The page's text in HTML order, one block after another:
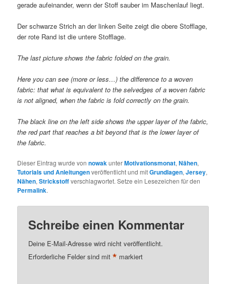
gerade aufeinander, wenn der Stoff sauber im Maschenlauf liegt.
Der schwarze Strich an der linken Seite zeigt die obere Stofflage,
der rote Rand ist die untere Stofflage.
The last picture shows the fabric folded on the grain.
Here you can see (more or less…) the difference to a woven
fabric: that what is equivalent to the selvedges of a woven fabric
is not aligned, when the fabric is fold correctly on the grain.
The black line on the left side shows the upper layer of the fabric,
the red part that reaches a bit beyond that is the lower layer of
the fabric.
Dieser Eintrag wurde vonnowakunterMotivationsmonat,Nähen,
Tutorials und Anleitungenveröffentlicht und mitGrundlagen,Jersey,
Nähen,Strickstoffverschlagwortet. Setze ein Lesezeichen für den
Permalink.
Schreibe einen Kommentar
Deine E-Mail-Adresse wird nicht veröffentlicht.
Erforderliche Felder sind mit* markiert